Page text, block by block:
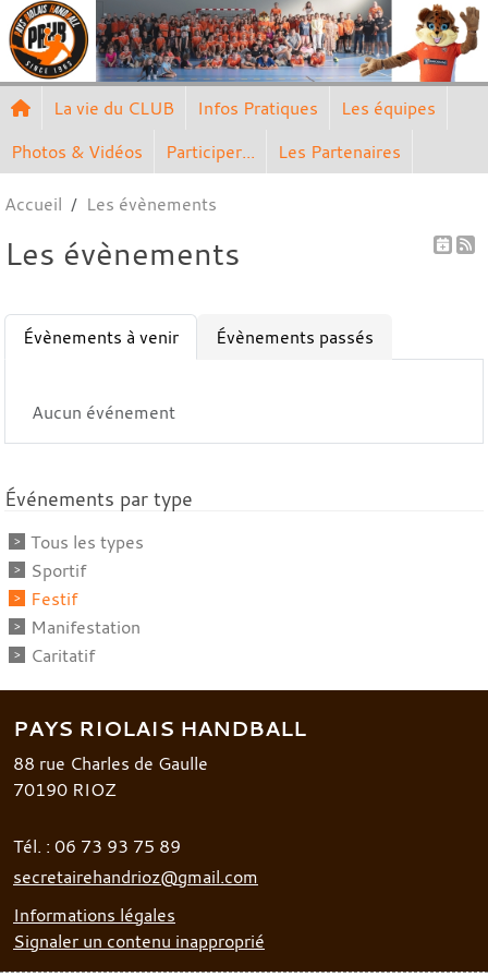
La vie du CLUB Infos Pratiques
Les équipes
Photos & Vidéos
Participer... Les Partenaires
Accueil Les évènements
Les évènements
Évènements à venir Évènements passés
Aucun événement
Événements par type
Tous les types
Sportif
Festif
Manifestation
Caritatif
PAYS RIOLAIS HANDBALL
88 rue Charles de Gaulle
70190 RIOZ
Tél. : 06 73 93 75 89
secretairehandrioz@gmail.com
Informations légales
Signaler un contenu inapproprié
Panneau de gestion des cookies